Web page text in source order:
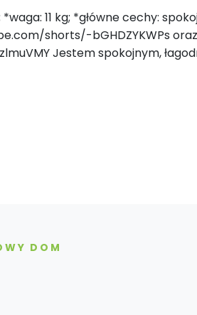
11 kg; *główne cechy:
shorts/-bGHDZYKWPs oraz
Jestem spokojnym,
DOM